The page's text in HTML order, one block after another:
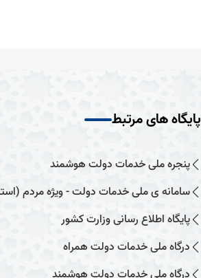
پایگاه های مرتبط
پنجره ملی خدمات دولت هوشمند
سامانه ی ملی خدمات دولت - ویژه مردم
پایگاه اطلاع رسانی وزارت کشور
درگاه ملی خدمات دولت همراه
درگاه ملی خدمات دولت هوشمند